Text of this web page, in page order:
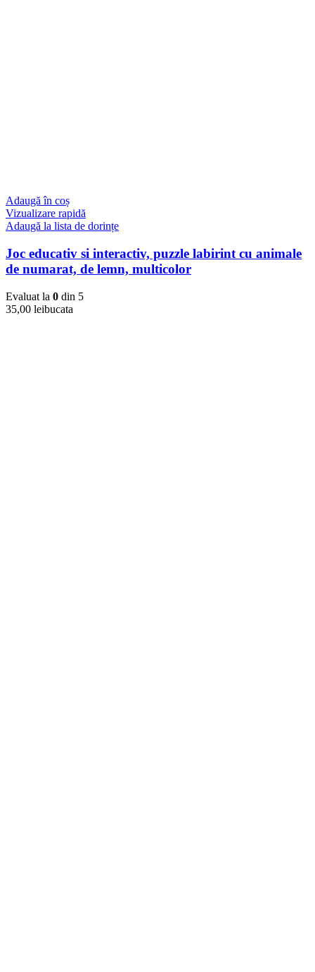
Adaugă în coș
Vizualizare rapidă
Adaugă la lista de dorințe
Joc educativ si interactiv, puzzle labirint cu animale
de numarat, de lemn, multicolor
Evaluat la 0 din 5
35,00 leibucata